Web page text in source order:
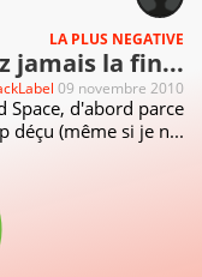
LA PLUS NEGATIVE
jamais la fin...
09 novembre 2010
Space, d'abord parce
déçu (même si je n...